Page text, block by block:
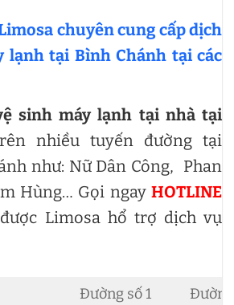
chuyên cung cấp dịch
lạnh tại Bình Chánh tại các
sinh máy lạnh tại nhà tại
nhiều tuyến đường tại
như: Nữ Dân Công, Phan
Hùng… Gọi ngay HOTLINE
Limosa hổ trợ dịch vụ
Đường số 1